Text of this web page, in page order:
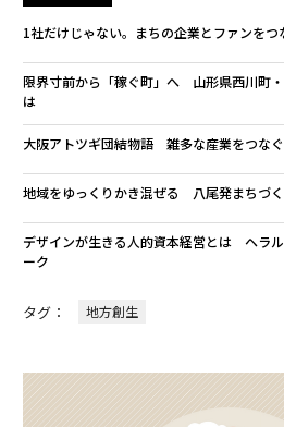
1社だけじゃない。まちの企業とファンをつ
限界寸前から「稼ぐ町」へ 山形県西川町
は
大阪アトツギ団結物語 雑多な産業をつな
地域をゆっくりかき混ぜる 八尾発まちづ
デザインが生きる人的資本経営とは ヘラ
ーク
タグ： 地方創生